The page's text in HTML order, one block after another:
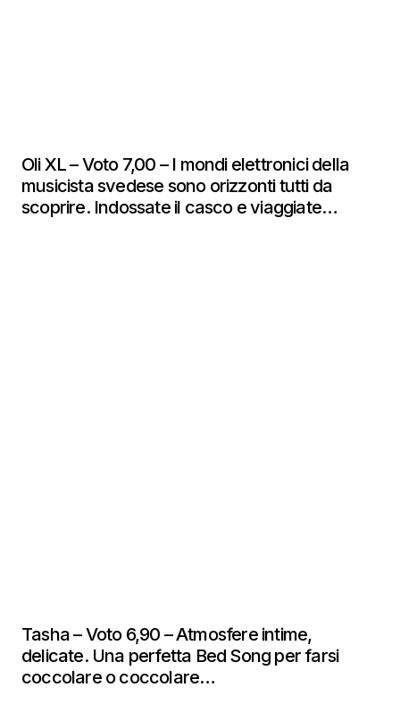
Oli XL – Voto 7,00 – I mondi elettronici della
musicista svedese sono orizzonti tutti da
scoprire. Indossate il casco e viaggiate…
Tasha – Voto 6,90 – Atmosfere intime,
delicate. Una perfetta Bed Song per farsi
coccolare o coccolare…